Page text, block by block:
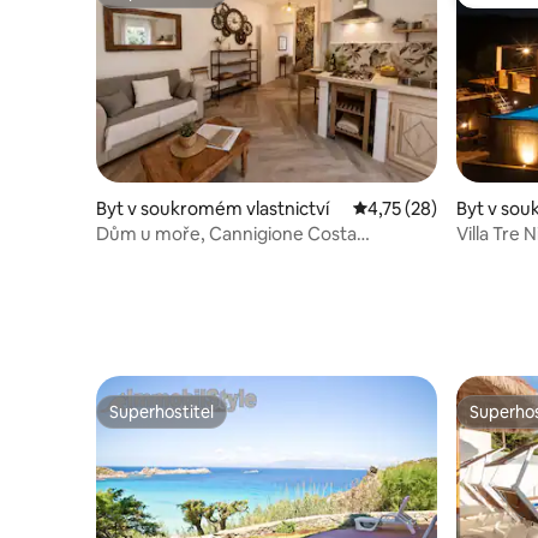
Byt v soukromém vlastnictví Průměrné hodnocení
4,75 (28)
Dům u moře, Cannigione Costa
Byt v
Villa Tre
Superhostitel
Superhostitel